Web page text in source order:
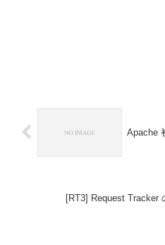
Apache
[RT3] Request Tracker